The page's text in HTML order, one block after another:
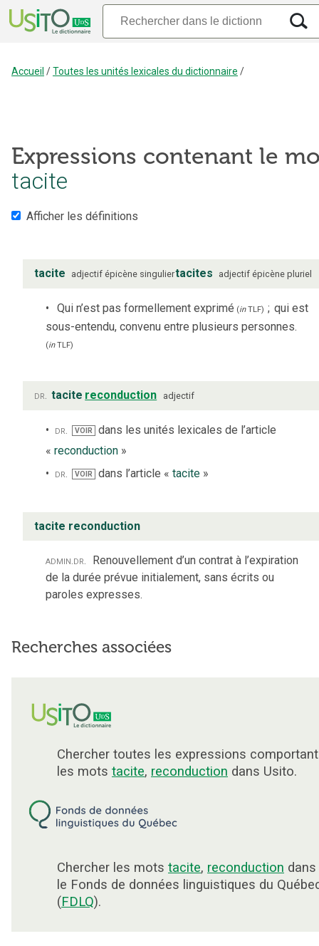
Accueil /Toutes les unités lexicales du dictionnaire /
Expressions contenant le
tacite
Afficher les définitions
tacite adjectif épicène singuliertacites adjectif épicène pluriel
Qui n’est pas formellement exprimé (inTLF) ; qui est
sous-entendu, convenu entre plusieurs personnes.
(inTLF)
dr. tacite reconduction adjectif
dr. VOIR dans les unités lexicales de l’article
« reconduction »
dr.
VOIR dans l’article « tacite»
tacite reconduction
admin. dr.
Renouvellement d’un contrat à l’expiration
de la durée prévue initialement, sans écrits ou
paroles expresses.
Recherches associées
Chercher toutes les expressions comportant
les mots tacite, reconduction dans Usito.
Chercher les mots tacite, reconduction dans
le Fonds de données linguistiques du
(FDLQ).